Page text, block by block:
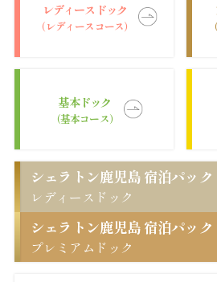
レディースドック
（レディースコース）
基本ドック
（基本コース）
シェラトン鹿児島 宿泊パック
レディースドック
シェラトン鹿児島 宿泊パック
プレミアムドック